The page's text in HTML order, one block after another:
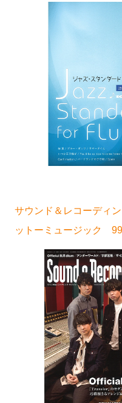
サウンド＆レコーディ
ットーミュージック